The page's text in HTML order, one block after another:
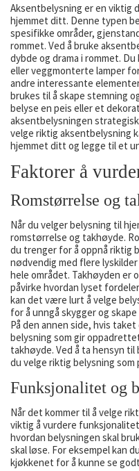
Aksentbelysning er en viktig
hjemmet ditt. Denne typen
spesifikke områder,
rommet. Ved å bruke
dybde og drama i rommet.
eller veggmonterte lamper
andre interessante
brukes til å skape stemning
belyse en peis eller et
aksentbelysningen
velge riktig aksentbelysning
hjemmet ditt og legge til et
Faktorer å
Romstørrelse og
Når du velger belysning til
romstørrelse og takhøyde.
du trenger for å oppnå riktig
nødvendig med flere
hele området. Takhøyden er
påvirke hvordan lyset
kan det være lurt å velge
for å unngå skygger og
På den annen side, hvis
belysning som gir
takhøyde. Ved å ta hensyn
du velge riktig belysning
Funksjonalitet og
Når det kommer til å velge
viktig å vurdere
hvordan belysningen skal
skal løse. For eksempel kan
kjøkkenet for å kunne se